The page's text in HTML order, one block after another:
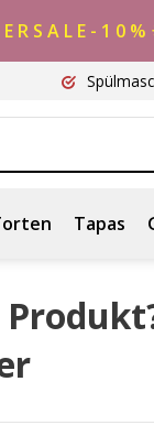
R S A L E - 1 0
Tapas